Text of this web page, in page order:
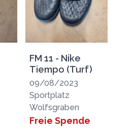
FM 11 - Nike
Tiempo (Turf)
09/08/2023
Sportplatz
Wolfsgraben
Freie Spende